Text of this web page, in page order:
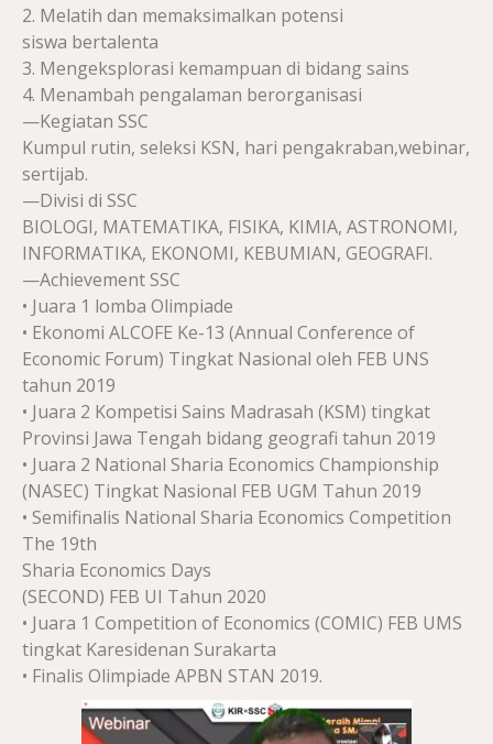
2. Melatih dan memaksimalkan potensi
siswa bertalenta
3. Mengeksplorasi kemampuan di bidang sains
4. Menambah pengalaman berorganisasi
—Kegiatan SSC
Kumpul rutin, seleksi KSN, hari pengakraban,webinar,
sertijab.
—Divisi di SSC
BIOLOGI, MATEMATIKA, FISIKA, KIMIA, ASTRONOMI,
INFORMATIKA, EKONOMI, KEBUMIAN, GEOGRAFI.
—Achievement SSC
• Juara 1 lomba Olimpiade
• Ekonomi ALCOFE Ke-13 (Annual Conference of
Economic Forum) Tingkat Nasional oleh FEB UNS
tahun 2019
• Juara 2 Kompetisi Sains Madrasah (KSM) tingkat
Provinsi Jawa Tengah bidang geografi tahun 2019
• Juara 2 National Sharia Economics Championship
(NASEC) Tingkat Nasional FEB UGM Tahun 2019
• Semifinalis National Sharia Economics Competition
The 19th
Sharia Economics Days
(SECOND) FEB UI Tahun 2020
• Juara 1 Competition of Economics (COMIC) FEB UMS
tingkat Karesidenan Surakarta
• Finalis Olimpiade APBN STAN 2019.